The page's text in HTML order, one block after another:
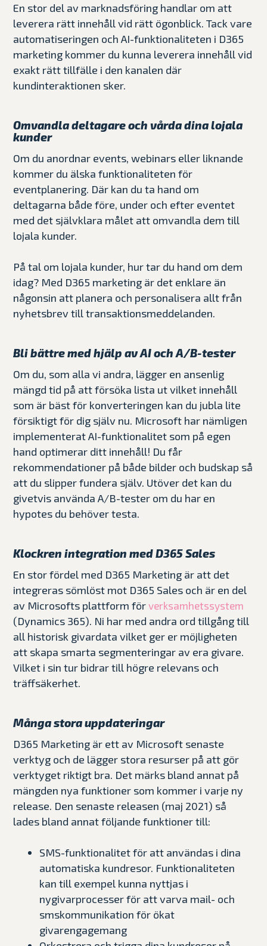
En stor del av marknadsföring handlar om att
leverera rätt innehåll vid rätt ögonblick. Tack vare
automatiseringen och AI-funktionaliteten i D365
marketing kommer du kunna leverera innehåll vid
exakt rätt tillfälle i den kanalen där
kundinteraktionen sker.
Omvandla deltagare och vårda dina lojala
kunder
Om du anordnar events, webinars eller liknande
kommer du älska funktionaliteten för
eventplanering. Där kan du ta hand om
deltagarna både före, under och efter eventet
med det självklara målet att omvandla dem till
lojala kunder.
På tal om lojala kunder, hur tar du hand om dem
idag? Med D365 marketing är det enklare än
någonsin att planera och personalisera allt från
nyhetsbrev till transaktionsmeddelanden.
Bli bättre med hjälp av AI och A/B-tester
Om du, som alla vi andra, lägger en ansenlig
mängd tid på att försöka lista ut vilket innehåll
som är bäst för konverteringen kan du jubla lite
försiktigt för dig själv nu. Microsoft har nämligen
implementerat AI-funktionalitet som på egen
hand optimerar ditt innehåll! Du får
rekommendationer på både bilder och budskap så
att du slipper fundera själv. Utöver det kan du
givetvis använda A/B-tester om du har en
hypotes du behöver testa.
Klockren integration med D365 Sales
En stor fördel med D365 Marketing är att det
integreras sömlöst mot D365 Sales och är en del
av Microsofts plattform förverksamhetssystem
(Dynamics 365). Ni har med andra ord tillgång till
all historisk givardata vilket ger er möjligheten
att skapa smarta segmenteringar av era givare.
Vilket i sin tur bidrar till högre relevans och
träffsäkerhet.
Många stora uppdateringar
D365 Marketing är ett av Microsoft senaste
verktyg och de lägger stora resurser på att gör
verktyget riktigt bra. Det märks bland annat på
mängden nya funktioner som kommer i varje ny
release. Den senaste releasen (maj 2021) så
lades bland annat följande funktioner till:
SMS-funktionalitet för att användas i dina
automatiska kundresor. Funktionaliteten
kan till exempel kunna nyttjas i
nygivarprocesserför att varva mail- och
smskommunikation för ökat
givarengagemang